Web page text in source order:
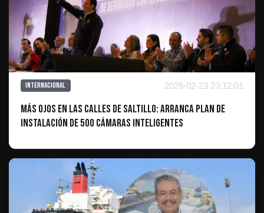
Internacional 2026-02-23 23:12:01
Más ojos en las calles de Saltillo: Arranca plan de
instalación de 500 cámaras inteligentes